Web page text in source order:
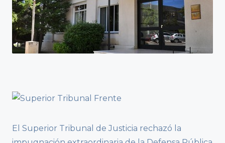
El Superior Tribunal de Justicia rechazó la